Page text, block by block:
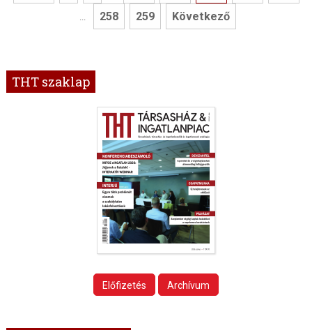
... 258 259 Következő
THT szaklap
Előfizetés Archívum